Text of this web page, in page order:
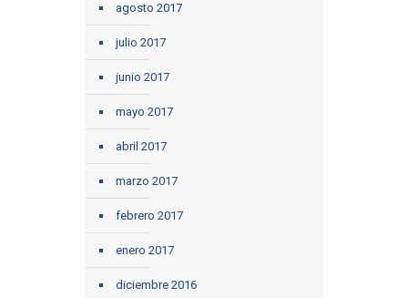
agosto 2017
julio 2017
junio 2017
mayo 2017
abril 2017
marzo 2017
febrero 2017
enero 2017
diciembre 2016